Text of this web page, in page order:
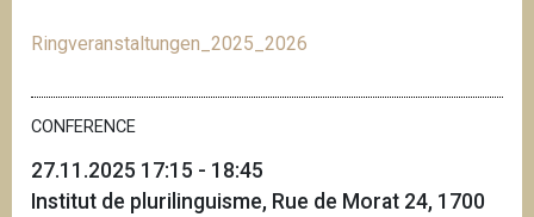
Ringveranstaltungen_2025_2026
CONFERENCE
27.11.2025 17:15 - 18:45
Institut de plurilinguisme, Rue de Morat 24, 1700